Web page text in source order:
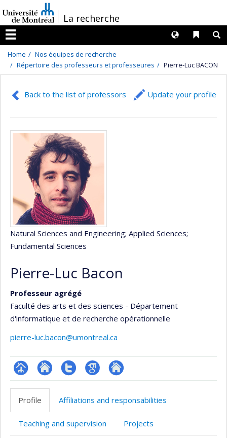
au
contenu
/La recherche
Menu
Liens
Langues
Home
Nos équipes de recherche
Répertoire des professeurs et professeures
Pierre-Luc BACON
Back to the list of professors Update your profile
Natural Sciences and Engineering; Applied Sciences;
Fundamental Sciences
Pierre-Luc Bacon
Professeur agrégé
Faculté des arts et des sciences - Département
d'informatique et de recherche opérationnelle
pierre-luc.bacon@umontreal.ca
Page
professionnelle
Site
l’unité
de
Compte
Twitter
GoogleAutre
web
Profile Affiliations and responsabilities
Teaching and supervision Projects